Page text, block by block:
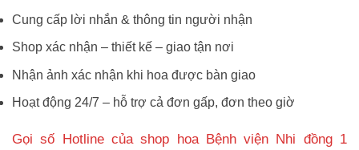
Cung cấp lời nhắn & thông tin người nhận
Shop xác nhận – thiết kế – giao tận nơi
Nhận ảnh xác nhận khi hoa được bàn giao
Hoạt động 24/7 – hỗ trợ cả đơn gấp, đơn theo giờ
Gọi số Hotline của shop hoa Bệnh viện Nhi đồng 1